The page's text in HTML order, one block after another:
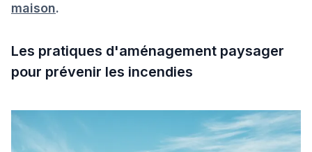
maison.
Les pratiques d'aménagement paysager
pour prévenir les incendies